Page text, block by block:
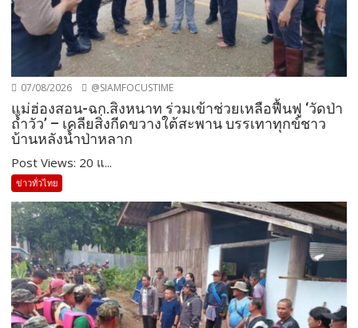
07/08/2026 @SIAMFOCUSTIME
แม่ฮ่องสอน-ฉก.สิงหนาท ร่วมเข้าช่วยเหลือฟื้นฟู ‘วัดป่า
ถ้ำวัว’ – เคลียสิ่งกีดขวางใต้สะพาน บรรเทาทุกข์ชาว
บ้านหลังน้ำป่าหลาก
Post Views: 20 แ...
ข่าวทั่วไทย